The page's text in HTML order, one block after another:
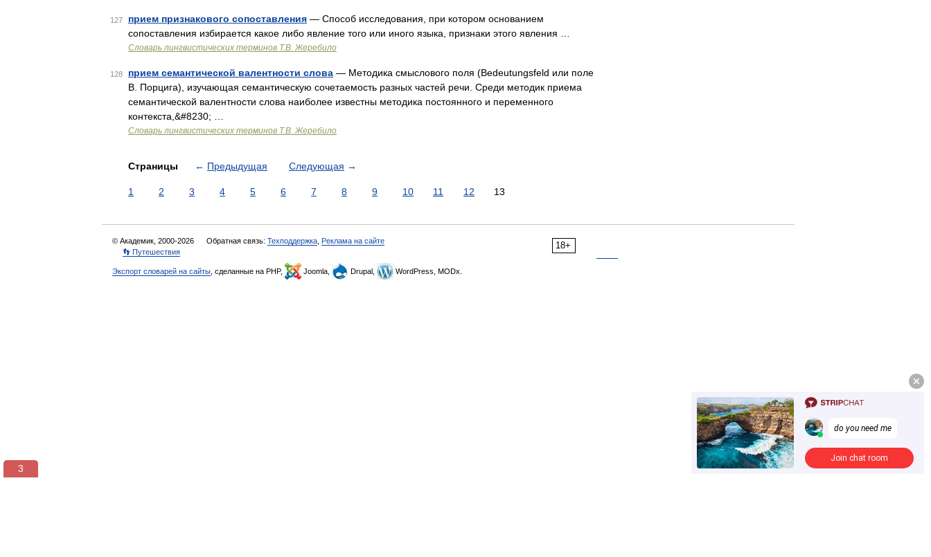
127 прием признакового сопоставления — Способ исследования, при котором основанием
сопоставления избирается какое либо явление того или иного языка, признаки этого явления …
Словарь лингвистических терминов Т.В. Жеребило
128 прием семантической валентности слова — Методика смыслового поля (Веdeutungsfeld или поле
В. Порцига), изучающая семантическую сочетаемость разных частей речи. Среди методик приема
семантической валентности слова наиболее известны методика постоянного и переменного
контекста,&#8230; …
Словарь лингвистических терминов Т.В. Жеребило
Страницы ← Предыдущая Следующая →
1 2 3 4 5 6 7 8 9 10 11 12 13
18+
© Академик, 2000-2026 Обратная связь: Техподдержка Реклама на сайте
👣 Путешествия
Экспорт словарей на сайты , сделанные на PHP, Joomla, Drupal, WordPress, MODx.
3